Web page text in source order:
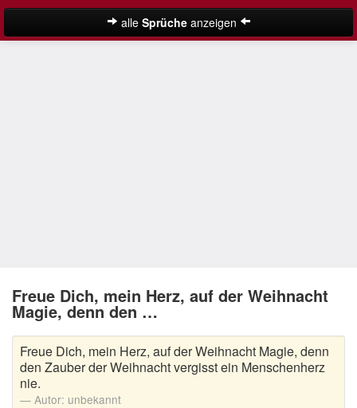
alle Sprücheanzeigen
Nikolaus Sprüche
Schöne Weihnachtssprüche
Weihnachtsgedichte
Weihnachtsgrüße
Freue Dich, mein Herz, auf der Weihnacht
Magie, denn den …
Freue Dich, mein Herz, auf der Weihnacht Magie, denn
den Zauber der Weihnacht vergisst ein Menschenherz
nie.
Autor: unbekannt